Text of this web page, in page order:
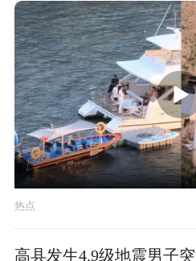
热点
高县发生4.9级地震男子